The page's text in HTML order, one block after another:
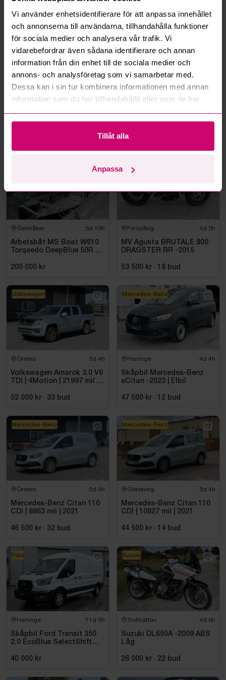
Vi använder enhetsidentifierare för att anpassa innehållet
och annonserna till användarna, tillhandahålla funktioner
för sociala medier och analysera vår trafik. Vi
vidarebefordrar även sådana identifierare och annan
information från din enhet till de sociala medier och
annons- och analysföretag som vi samarbetar med.
Dessa kan i sin tur kombinera informationen med annan
information som du har tillhandahållit eller som de har
Tillåt alla
Anpassa
Haninge 4d 4h
Skåpsläp Cheval Liberté
C500 Pullman V2 -2018 |
Leksand
Range Rover Fifty
Anniversary - 2021 – 1 av
Diesel – Fullutrustad
246 500 kr
Österåker 5d 10h
Arbetsbåt MS Boat W610
Torqeedo DeepBlue 50R 50
meter
200 000 kr
Finspång 4d 5h
MV Agusta BRUTALE 800
DRAGSTER RR -2015
53 500 kr · 18 bud
Örebro 5d 4h
Volkswagen Amarok 3.0 V6
TDI | 4Motion | 21997 mil |
52 000 kr · 33 bud
Volkswagen
Haninge 4d 4h
Skåpbil Mercedes-Benz
eCitan -2023 | Elbil
47 500 kr · 12 bud
Mercedes-Benz
Örebro 5d 4h
Mercedes-Benz Citan 110
CDI | 8863 mil | 2021
46 500 kr · 32 bud
Mercedes-Benz
Göteborg 5d 4h
Mercedes-Benz Citan 110
CDI | 10827 mil | 2021
44 500 kr · 14 bud
Mercedes-Benz
Haninge 11d 5h
Skåpbil Ford Transit 350
2.0 EcoBlue SelectShift
40 000 kr
Ford
Trollhättan 4d 6h
Suzuki DL650A -2009 ABS
Låg
26 000 kr · 22 bud
Suzuki